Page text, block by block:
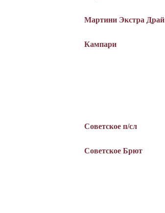
Мартини Экстра Драй
Кампари
Советское п/сл
Советское Брют